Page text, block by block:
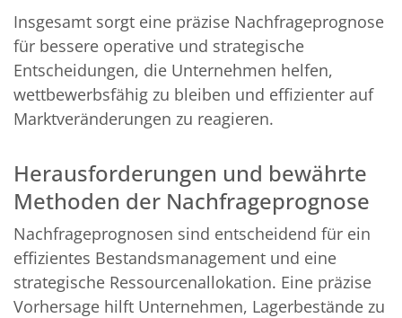
Insgesamt sorgt eine präzise Nachfrageprognose
für bessere operative und strategische
Entscheidungen, die Unternehmen helfen,
wettbewerbsfähig zu bleiben und effizienter auf
Marktveränderungen zu reagieren.
Herausforderungen und bewährte
Methoden der Nachfrageprognose
Nachfrageprognosen sind entscheidend für ein
effizientes Bestandsmanagement und eine
strategische Ressourcenallokation. Eine präzise
Vorhersage hilft Unternehmen, Lagerbestände zu